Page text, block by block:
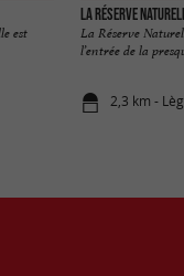
est
La Réserve
l’entrée de la
2,3 km -